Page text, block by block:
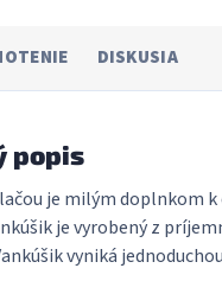
DISKUSIA
popis
je milým doplnkom
je vyrobený z
vyniká